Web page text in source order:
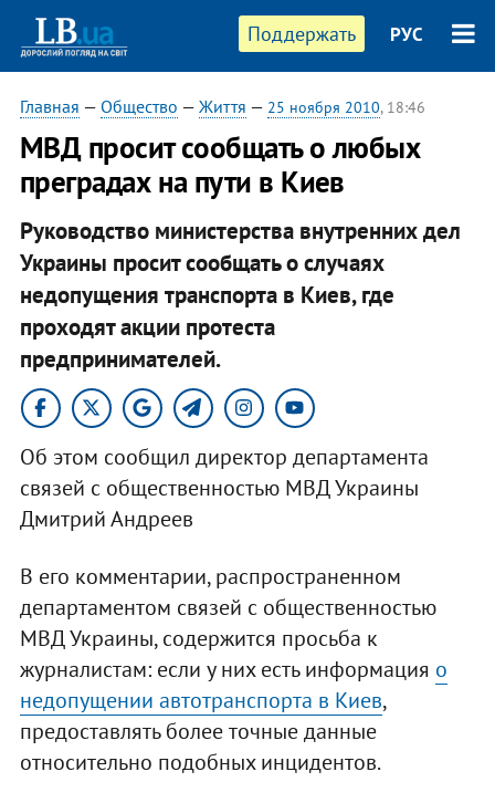
Поддержать РУС
Главная — Общество — Життя — 25 ноября 2010, 18:46
МВД просит сообщать о любых
преградах на пути в Киев
Руководство министерства внутренних дел
Украины просит сообщать о случаях
недопущения транспорта в Киев, где
проходят акции протеста
предпринимателей.​
Об этом сообщил директор департамента
связей с общественностью МВД Украины
Дмитрий Андреев
В его комментарии, распространенном
департаментом связей с общественностью
МВД Украины, содержится просьба к
журналистам: если у них есть информация о
недопущении автотранспорта в Киев,
предоставлять более точные данные
относительно подобных инцидентов.